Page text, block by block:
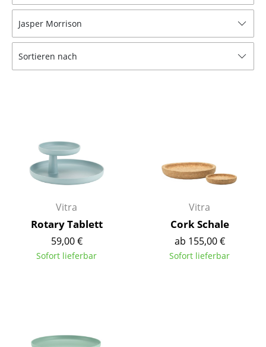
Bänke & Liegen
Sitzsäcke
Bürodrehstühle
Konferenzstühle
Bürosessel
Einzelteile
... alle Sitzmöbel
Jasper Morrison
Sortieren nach
Vitra
Rotary Tablett
59,00 €
Sofort lieferbar
Vitra
Cork Schale
ab 155,00 €
Sofort lieferbar